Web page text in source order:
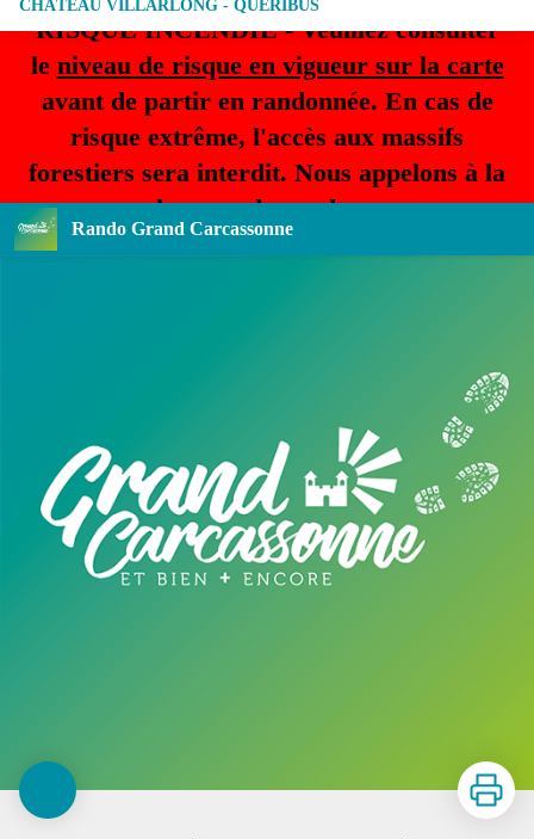
RISQUE INCENDIE - Veuillez consulter
le niveau de risque en vigueur sur la carte
avant de partir en randonnée. En cas de
risque extrême, l'accès aux massifs
forestiers sera interdit. Nous appelons à la
plus grande prudence.
Rando Grand Carcassonne
CHÂTEAU VILLARLONG - QUÉRIBUS
Imprimer